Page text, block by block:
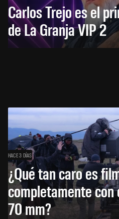
Carlos Trejo es el
de La Granja VIP 2
HACE 3 DÍAS
¿Qué tan caro es
completamente
70 mm?